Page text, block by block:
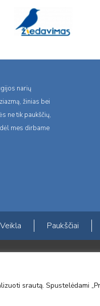
srautą. Spustelėdami
narių
žinias bei
ne tik paukščių,
mes dirbame
Veikla Paukščiai
tyrimų veiklą“ (paprojekčio